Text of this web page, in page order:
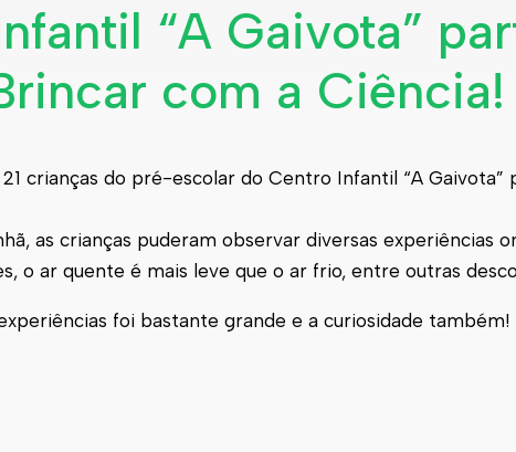
“A Gaivota”
com a Ciência!
crianças do pré-escolar do Centro Infantil “A Gaivota”
as crianças puderam observar diversas experiências
o ar quente é mais leve que o ar frio, entre outras
foi bastante grande e a curiosidade também!